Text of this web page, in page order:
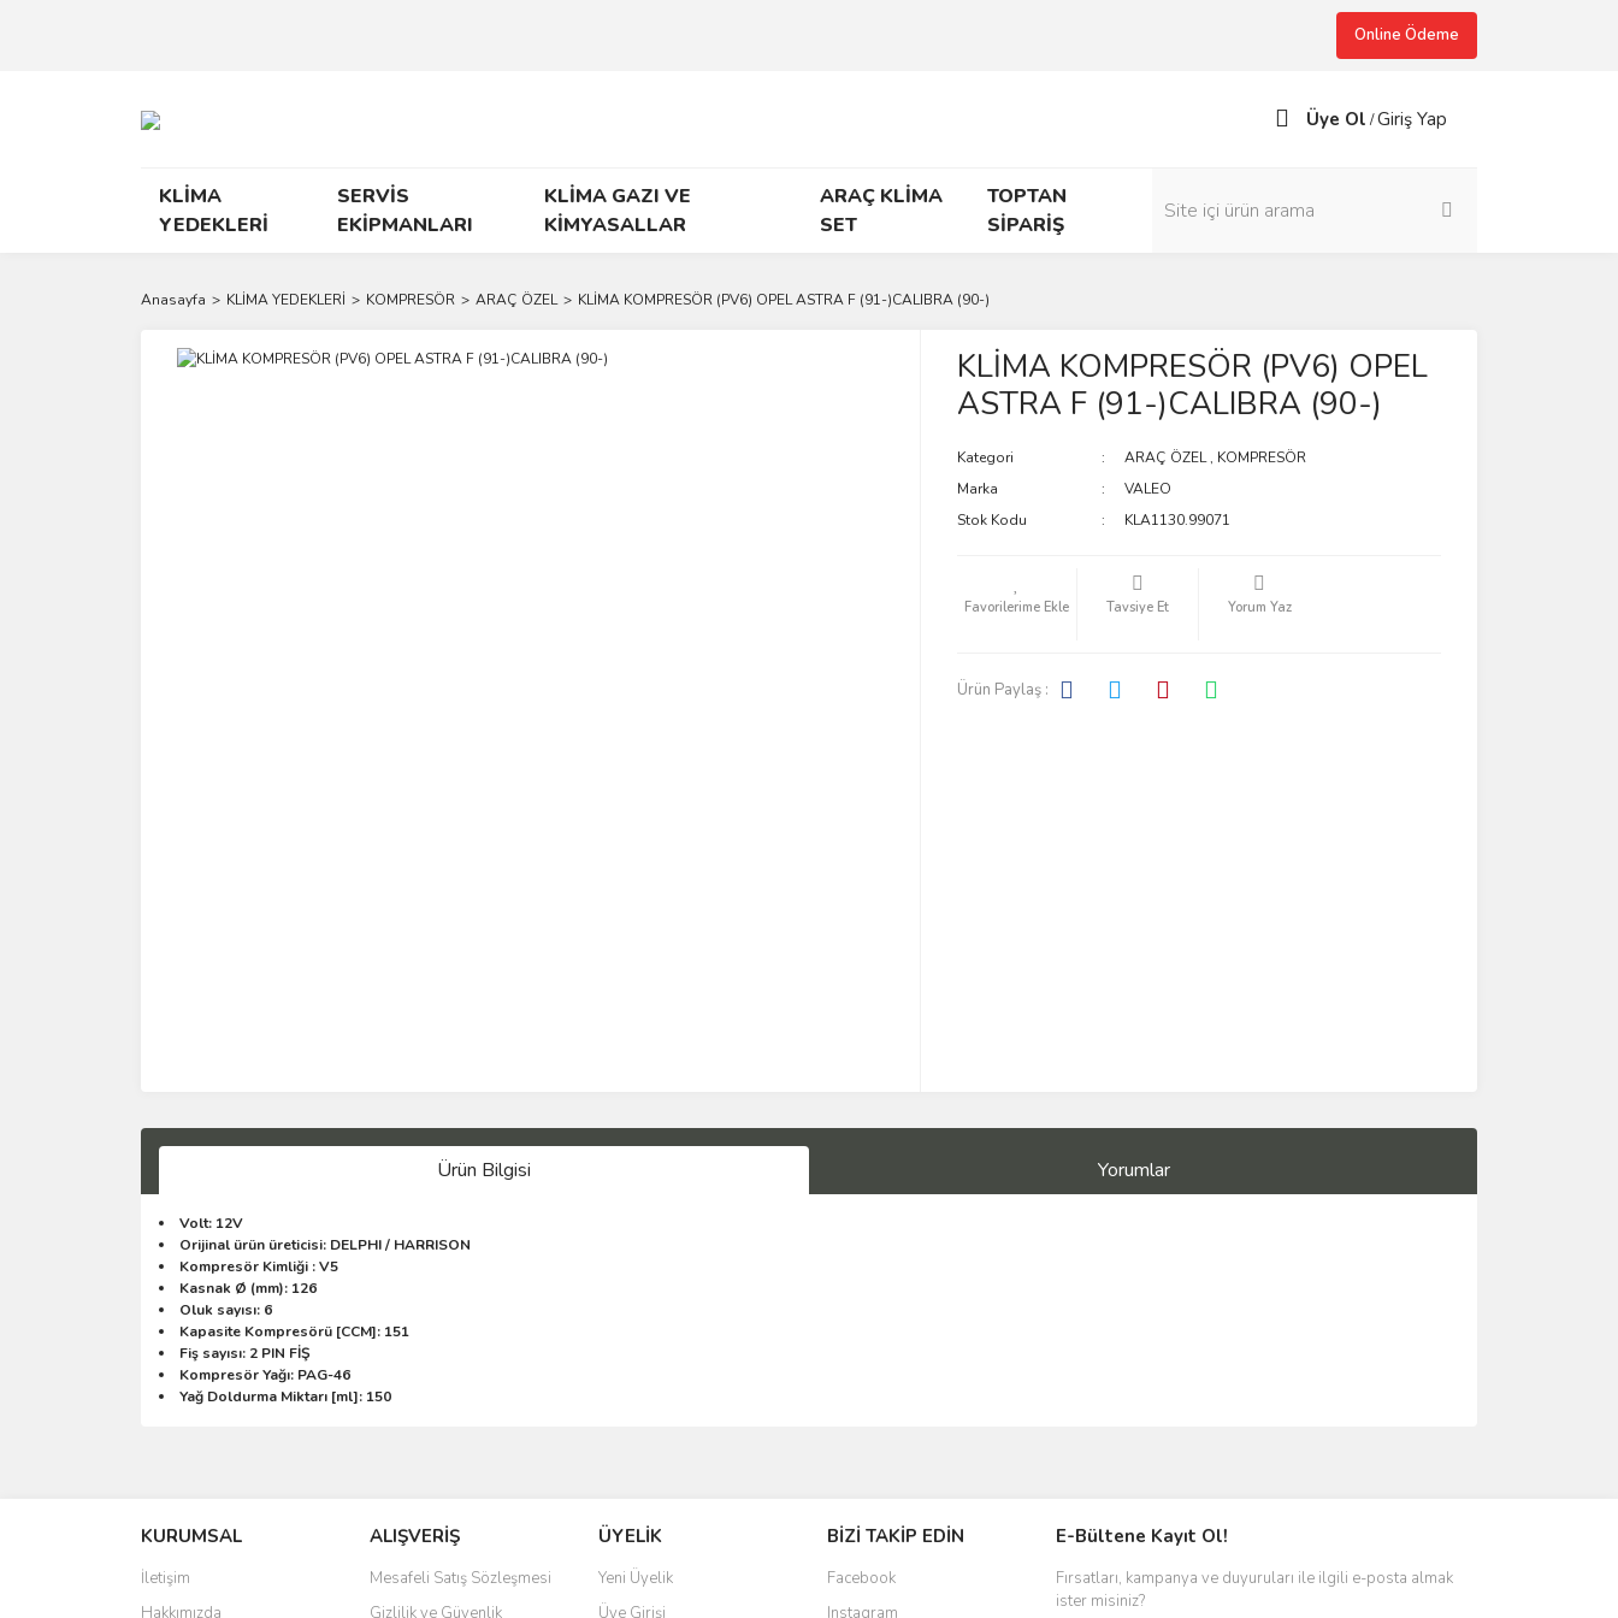
Online Ödeme
Üye Ol /Giriş Yap
KLİMA
YEDEKLERİ
SERVİS
EKİPMANLARI
KLİMA GAZI VE
KİMYASALLAR
ARAÇ KLİMA
SET
TOPTAN
SİPARİŞ
Anasayfa KLİMA YEDEKLERİ KOMPRESÖR ARAÇ ÖZEL KLİMA KOMPRESÖR (PV6) OPEL ASTRA F (91-)CALIBRA (90-)
KLİMA KOMPRESÖR (PV6) OPEL
ASTRA F (91-)CALIBRA (90-)
Kategori ARAÇ ÖZEL, KOMPRESÖR
Marka
VALEO
Stok Kodu
KLA1130.99071
Tavsiye Et Yorum Yaz
Ürün Paylaş :
Ürün Bilgisi Yorumlar
Volt: 12V
Orijinal ürün üreticisi: DELPHI / HARRISON
Kompresör Kimliği : V5
Kasnak Ø (mm): 126
Oluk sayısı: 6
Kapasite Kompresörü [CCM]: 151
Fiş sayısı: 2 PIN FİŞ
Kompresör Yağı: PAG-46
Yağ Doldurma Miktarı [ml]: 150
KURUMSAL
İletişim
Hakkımızda
ALIŞVERİŞ
Mesafeli Satış Sözleşmesi
Gizlilik ve Güvenlik
ÜYELİK
Yeni Üyelik
Üye Girişi
BİZİ TAKİP EDİN
Facebook
Instagram
E-Bültene Kayıt Ol!
Fırsatları, kampanya ve duyuruları ile ilgili e-posta almak
ister misiniz?